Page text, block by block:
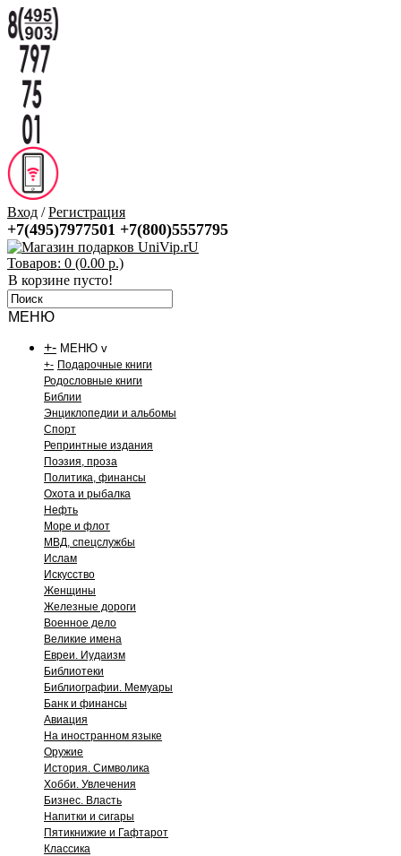
Вход /Регистрация
+7(495)7977501 +7(800)5557795
Товаров: 0 (0.00 р.)
В корзине пусто!
МЕНЮ
+- МЕНЮ v
+- Подарочные книги
Родословные книги
Библии
Энциклопедии и альбомы
Спорт
Репринтные издания
Поэзия, проза
Политика, финансы
Охота и рыбалка
Нефть
Море и флот
МВД, спецслужбы
Ислам
Искусство
Женщины
Железные дороги
Военное дело
Великие имена
Евреи. Иудаизм
Библиотеки
Библиографии. Мемуары
Банк и финансы
Авиация
На иностранном языке
Оружие
История. Символика
Хобби. Увлечения
Бизнес. Власть
Напитки и сигары
Пятикнижие и Гафтарот
Классика